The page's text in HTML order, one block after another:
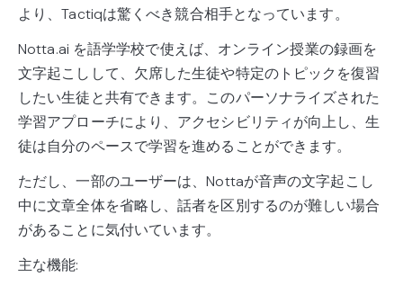
より、Tactiqは驚くべき競合相手となっています。
Notta.ai を語学学校で使えば、オンライン授業の録画を
文字起こしして、欠席した生徒や特定のトピックを復習
したい生徒と共有できます。このパーソナライズされた
学習アプローチにより、アクセシビリティが向上し、生
徒は自分のペースで学習を進めることができます。
ただし、一部のユーザーは、Nottaが音声の文字起こし
中に文章全体を省略し、話者を区別するのが難しい場合
があることに気付いています。
主な機能: